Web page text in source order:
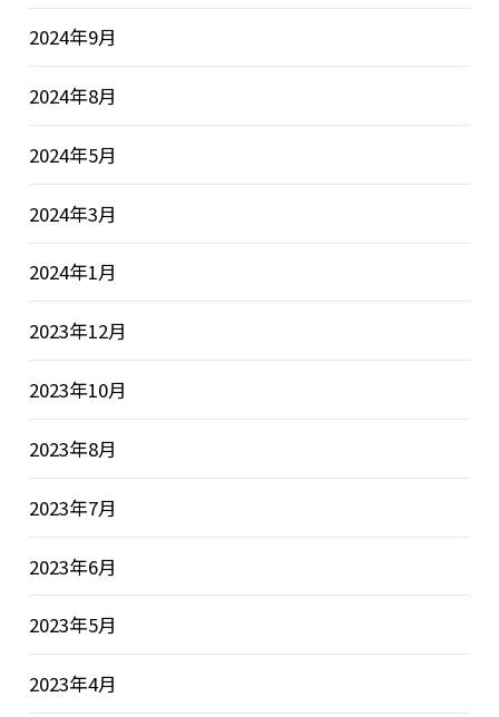
2024年9月
2024年8月
2024年5月
2024年3月
2024年1月
2023年12月
2023年10月
2023年8月
2023年7月
2023年6月
2023年5月
2023年4月